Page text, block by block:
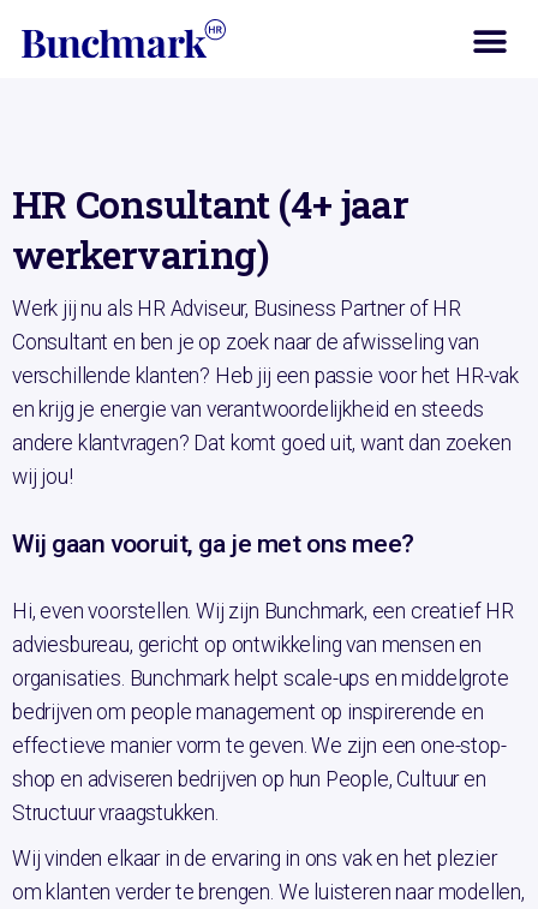
HR Consultant (4+ jaar
werkervaring)
Werk jij nu als HR Adviseur, Business Partner of HR
Consultant en ben je op zoek naar de afwisseling van
verschillende klanten? Heb jij een passie voor het HR-vak
en krijg je energie van verantwoordelijkheid en steeds
andere klantvragen? Dat komt goed uit, want dan zoeken
wij jou!
Wij gaan vooruit, ga je met ons mee?
Hi, even voorstellen. Wij zijn Bunchmark, een creatief HR
adviesbureau, gericht op ontwikkeling van mensen en
organisaties. Bunchmark helpt scale-ups en middelgrote
bedrijven om people management op inspirerende en
effectieve manier vorm te geven. We zijn een one-stop-
shop en adviseren bedrijven op hun People, Cultuur en
Structuur vraagstukken.
Wij vinden elkaar in de ervaring in ons vak en het plezier
om klanten verder te brengen. We luisteren naar modellen,